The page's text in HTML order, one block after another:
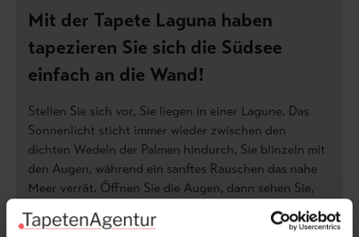
Mit der Tapete Laguna haben
tapezieren Sie sich die Südsee
einfach an die Wand!
Stellen Sie sich vor, Sie liegen in einer Lagune. Das
Sonnenlicht sticht immer wieder zwischen den
dichten Wedeln der Palmen hindurch, Sie blinzeln mit
den Augen, während ein sanftes Rauschen das nahe
Meer verrät. Öffnen Sie die Augen, dann sehen Sie,
dass Sie gemütlich in ihrem Wohnzimmer auf der
Couch liegen und diesen Südseezauber nicht